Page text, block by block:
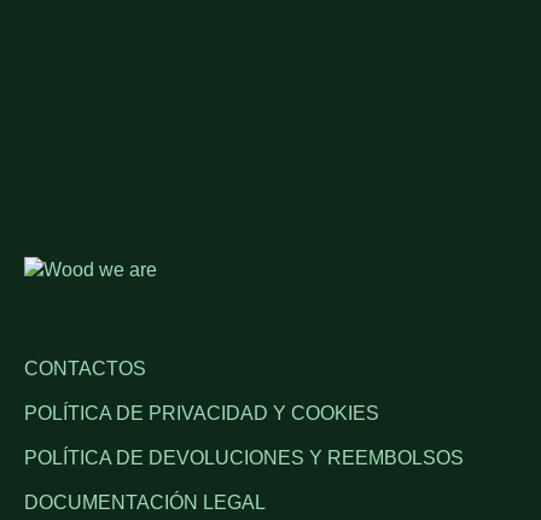
CONTACTOS
POLÍTICA DE PRIVACIDAD Y COOKIES
POLÍTICA DE DEVOLUCIONES Y REEMBOLSOS
DOCUMENTACIÓN LEGAL